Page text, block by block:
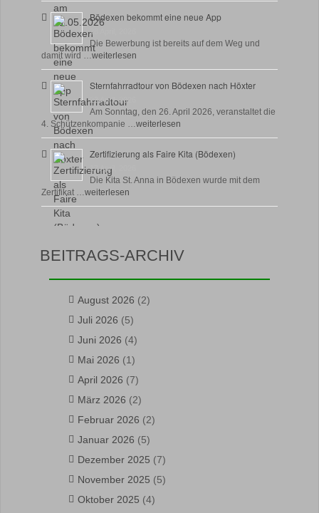
Bödexen bekommt eine neue App
28 April, 2026
Die Bewerbung ist bereits auf dem Weg und
damit wird …weiterlesen
Sternfahrradtour von Bödexen nach Höxter
23 April, 2026
Am Sonntag, den 26. April 2026, veranstaltet die
4. Schützenkompanie …weiterlesen
Zertifizierung als Faire Kita (Bödexen)
17 April, 2026
Die Kita St. Anna in Bödexen wurde mit dem
Zertifikat …weiterlesen
BEITRAGS-ARCHIV
August 2026 (2)
Juli 2026 (5)
Juni 2026 (4)
Mai 2026 (1)
April 2026 (7)
März 2026 (2)
Februar 2026 (2)
Januar 2026 (5)
Dezember 2025 (7)
November 2025 (5)
Oktober 2025 (4)